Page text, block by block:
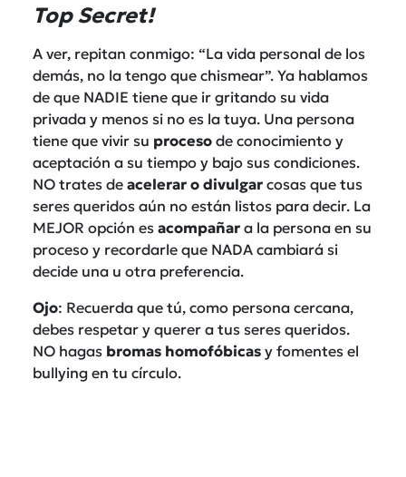
Top Secret!
A ver, repitan conmigo: “La vida personal de los
demás, no la tengo que chismear”. Ya hablamos
de que NADIE tiene que ir gritando su vida
privada y menos si no es la tuya. Una persona
tiene que vivir su proceso de conocimiento y
aceptación a su tiempo y bajo sus condiciones.
NO trates de acelerar o divulgar cosas que tus
seres queridos aún no están listos para decir. La
MEJOR opción es acompañar a la persona en su
proceso y recordarle que NADA cambiará si
decide una u otra preferencia.
Ojo: Recuerda que tú, como persona cercana,
debes respetar y querer a tus seres queridos.
NO hagas bromas homofóbicas y fomentes el
bullying en tu círculo.